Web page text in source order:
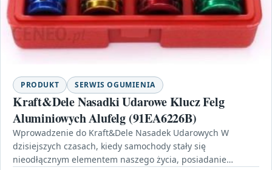
PRODUKT SERWIS OGUMIENIA
Kraft&Dele Nasadki Udarowe Klucz Felg
Aluminiowych Alufelg (91EA6226B)
Wprowadzenie do Kraft&Dele Nasadek Udarowych W
dzisiejszych czasach, kiedy samochody stały się
nieodłącznym elementem naszego życia, posiadanie